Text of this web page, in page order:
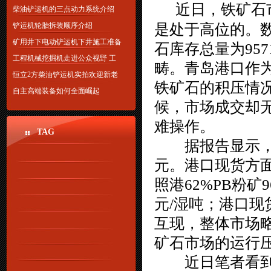
柴油铲运机的三点动力系统介绍
铲运机轮胎拆装顺序介绍
矿用井下电动铲运机下井施工准备
工程机械挖掘机走进公众视野 工
恒立2方柴油铲运机实拍欢迎新老
自主高端装备如何全面崛起
TAG
近日，铁矿
是处于高位的。
石库存总量为
畴。 青岛港口作
铁矿石的积压情
候，市场成交却
难操作。
据报告显示，6
元。港口现货方
照港62%PB粉矿
元/湿吨；港口现
互现，整体市场
矿石市场的运行
近日笔者看到